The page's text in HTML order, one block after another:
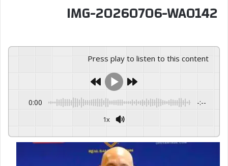
IMG-20260706-WA0142
Press play to listen to this content
0:00 -:--
1x